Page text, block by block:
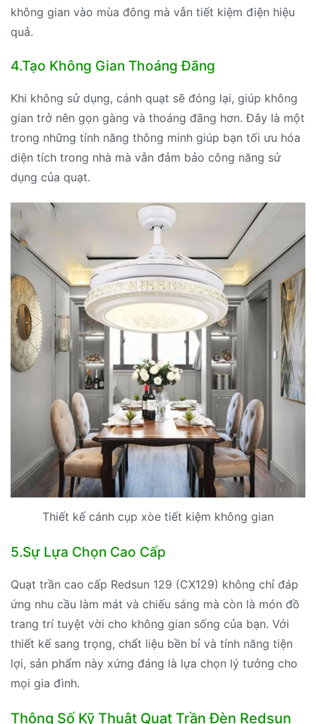
không gian vào mùa đông mà vẫn tiết kiệm điện hiệu
quả.
4.Tạo Không Gian Thoáng Đãng
Khi không sử dụng, cánh quạt sẽ đóng lại, giúp không
gian trở nên gọn gàng và thoáng đãng hơn. Đây là một
trong những tính năng thông minh giúp bạn tối ưu hóa
diện tích trong nhà mà vẫn đảm bảo công năng sử
dụng của quạt.
Thiết kế cánh cụp xòe tiết kiệm không gian
5.Sự Lựa Chọn Cao Cấp
Quạt trần cao cấp Redsun 129 (CX129) không chỉ đáp
ứng nhu cầu làm mát và chiếu sáng mà còn là món đồ
trang trí tuyệt vời cho không gian sống của bạn. Với
thiết kế sang trọng, chất liệu bền bỉ và tính năng tiện
lợi, sản phẩm này xứng đáng là lựa chọn lý tưởng cho
mọi gia đình.
Thông Số Kỹ Thuật Quạt Trần Đèn Redsun